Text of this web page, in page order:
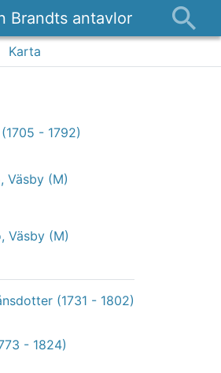
Brandts antavlor
Karta
- 1792)
Väsby (M)
Väsby (M)
(1731 - 1802)
- 1824)